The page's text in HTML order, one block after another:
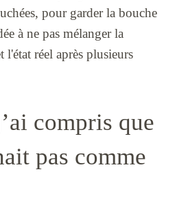
pour garder la bouche
à ne pas mélanger la
l'état réel après plusieurs
compris que
pas comme